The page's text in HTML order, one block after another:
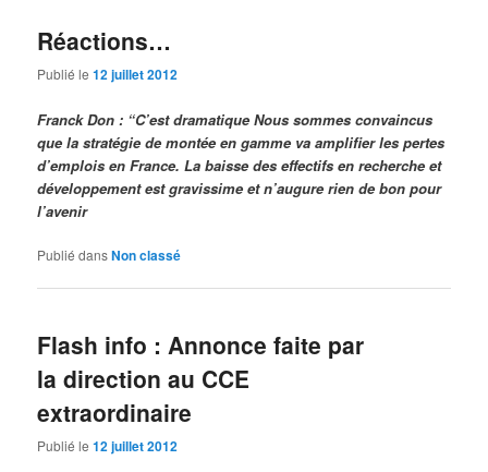
Réactions…
Publié le12 juillet 2012
Franck Don : “C’est dramatique Nous sommes convaincus
que la stratégie de montée en gamme va amplifier les pertes
d’emplois en France. La baisse des effectifs en recherche et
développement est gravissime et n’augure rien de bon pour
l’avenir
Publié dansNon classé
Flash info : Annonce faite par
la direction au CCE
extraordinaire
Publié le12 juillet 2012